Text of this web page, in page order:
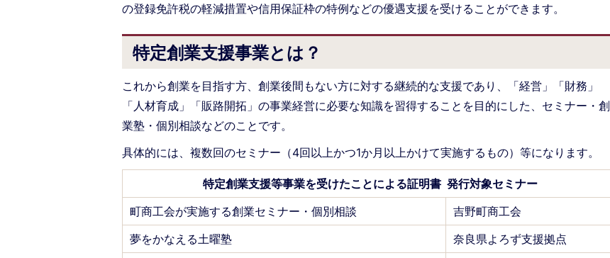
の登録免許税の軽減措置や信用保証枠の特例などの優遇支援を受けることができます。
特定創業支援事業とは？
これから創業を目指す方、創業後間もない方に対する継続的な支援であり、「経営」「財務」
「人材育成」「販路開拓」の事業経営に必要な知識を習得することを目的にした、セミナー・創
業塾・個別相談などのことです。
具体的には、複数回のセミナー（4回以上かつ1か月以上かけて実施するもの）等になります。
特定創業支援等事業を受けたことによる証明書 発行対象セミナー
町商工会が実施する創業セミナー・個別相談
吉野町商工会
夢をかなえる土曜塾
奈良県よろず支援拠点